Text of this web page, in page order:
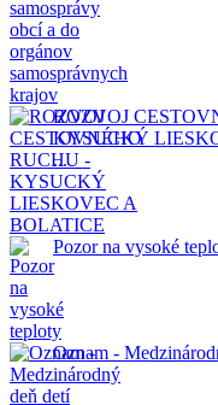
ROZVOJ
KYSUCKÝ
...
Pozor na vysoké
Oznam -